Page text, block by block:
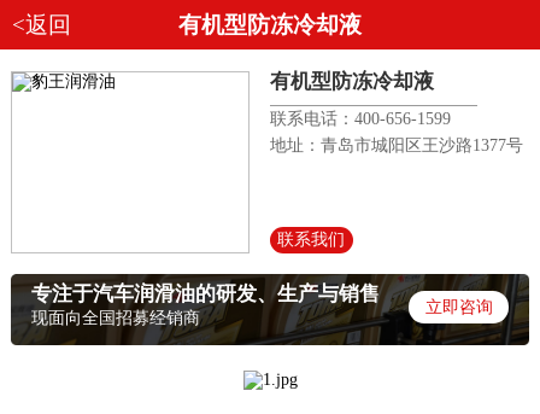
<返回 有机型防冻冷却液
有机型防冻冷却液
联系电话：400-656-1599
地址：青岛市城阳区王沙路1377号
联系我们
专注于汽车润滑油的研发、生产与销售
现面向全国招募经销商
立即咨询